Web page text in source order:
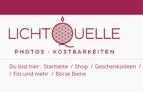
Du bist hier: Startseite / Shop / Geschenksideen /
/ Filz und mehr / Börse Biene